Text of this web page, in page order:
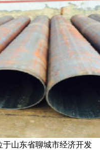
山东省聊城市经济开发